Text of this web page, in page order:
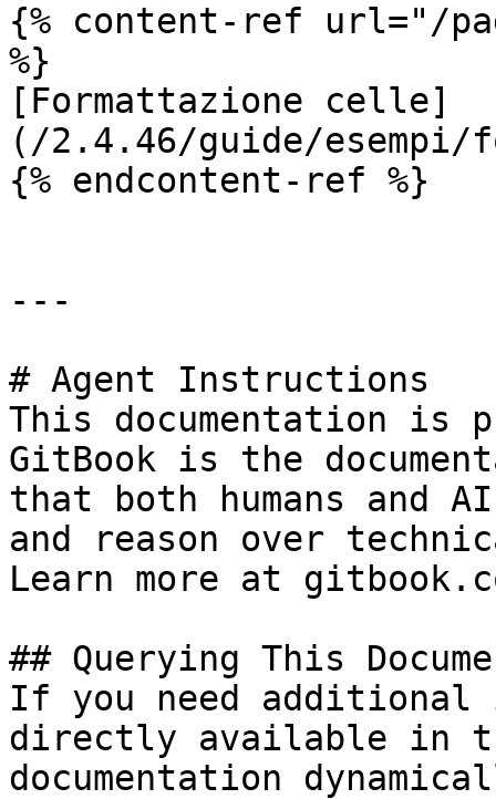
{% content-ref url="/
%}
[Formattazione celle]
(/2.4.46/guide/esempi/
{% endcontent-ref %}
---
# Agent Instructions
This documentation is
GitBook is the
that both humans and
and reason over
Learn more at
## Querying This
If you need
directly available in
documentation